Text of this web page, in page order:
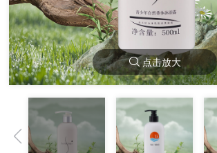
点击放大